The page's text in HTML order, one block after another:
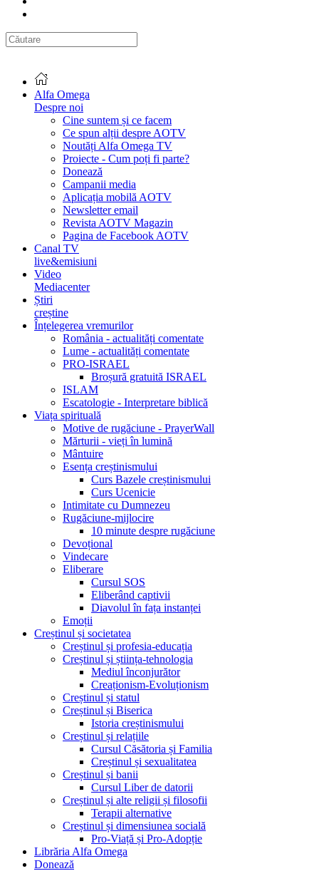
Alfa Omega
Despre noi
Cine suntem și ce facem
Ce spun alții despre AOTV
Noutăți Alfa Omega TV
Proiecte - Cum poți fi parte?
Donează
Campanii media
Aplicația mobilă AOTV
Newsletter email
Revista AOTV Magazin
Pagina de Facebook AOTV
Canal TV
live&emisiuni
Video
Mediacenter
Știri
creștine
Înțelegerea vremurilor
România - actualități comentate
Lume - actualități comentate
PRO-ISRAEL
Broșură gratuită ISRAEL
ISLAM
Escatologie - Interpretare biblică
Viața spirituală
Motive de rugăciune - PrayerWall
Mărturii - vieți în lumină
Mântuire
Esența creștinismului
Curs Bazele creștinismului
Curs Ucenicie
Intimitate cu Dumnezeu
Rugăciune-mijlocire
10 minute despre rugăciune
Devoțional
Vindecare
Eliberare
Cursul SOS
Eliberând captivii
Diavolul în fața instanței
Emoții
Creștinul și societatea
Creștinul și profesia-educația
Creștinul și știința-tehnologia
Mediul înconjurător
Creaționism-Evoluționism
Creștinul și statul
Creștinul și Biserica
Istoria creștinismului
Creștinul și relațiile
Cursul Căsătoria și Familia
Creștinul și sexualitatea
Creștinul și banii
Cursul Liber de datorii
Creștinul și alte religii și filosofii
Terapii alternative
Creștinul și dimensiunea socială
Pro-Viață și Pro-Adopție
Librăria Alfa Omega
Donează